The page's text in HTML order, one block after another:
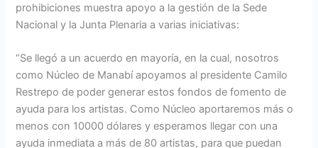
prohibiciones muestra apoyo a la gestión de la Sede
Nacional y la Junta Plenaria a varias iniciativas:
“Se llegó a un acuerdo en mayoría, en la cual, nosotros
como Núcleo de Manabí apoyamos al presidente Camilo
Restrepo de poder generar estos fondos de fomento de
ayuda para los artistas. Como Núcleo aportaremos más o
menos con 10000 dólares y esperamos llegar con una
ayuda inmediata a más de 80 artistas, para que puedan